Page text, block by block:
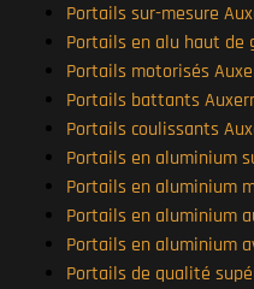
Portails sur-mesure
Portails en alu haut de
Portails motorisés
Portails battants
Portails coulissants
Portails en aluminium
Portails en aluminium
Portails en aluminium
Portails en aluminium
Portails de qualité